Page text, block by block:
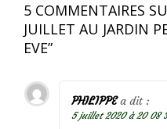
5 COMMENTAIRES
JUILLET AU JARDIN
EVE”
PHILIPPE a dit :
5 juillet 2020 à 20 08